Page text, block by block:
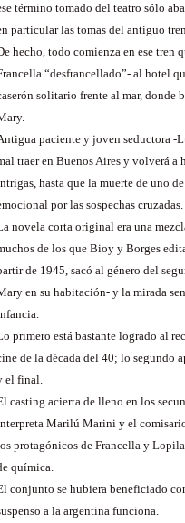
término tomado del teatro sólo
particular las tomas del antiguo
hecho, todo comienza en ese tren
“desfrancellado”- al hotel
solitario frente al mar, donde
paciente y joven seductora -
traer en Buenos Aires y volverá a
hasta que la muerte de uno
por las sospechas cruzadas.
novela corta original era una
de los que Bioy y Borges
de 1945, sacó al género del
en su habitación- y la mirada
primero está bastante logrado al
de la década del 40; lo segundo
el final.
casting acierta de lleno en los
Marilú Marini y el
protagónicos de Francella y
química.
conjunto se hubiera beneficiado
a la argentina funciona.